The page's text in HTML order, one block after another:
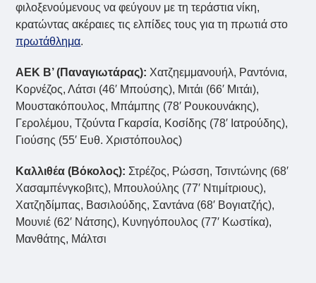
φιλοξενούμενους να φεύγουν με τη τεράστια νίκη,
κρατώντας ακέραιες τις ελπίδες τους για τη πρωτιά στο
πρωτάθλημα.
ΑΕΚ Β’ (Παναγιωτάρας): Χατζηεμμανουήλ, Ραντόνια,
Κορνέζος, Λάτσι (46′ Μπούσης), Μιτάι (66′ Μιτάι),
Μουστακόπουλος, Μπάμπης (78′ Ρουκουνάκης),
Γερολέμου, Τζούντα Γκαρσία, Κοσίδης (78′ Ιατρούδης),
Γιούσης (55′ Ευθ. Χριστόπουλος)
Καλλιθέα (Βόκολος): Στρέζος, Ρώσση, Τσιντώνης (68′
Χασαμπένγκοβιτς), Μπουλούλης (77′ Ντιμίτριους),
Χατζηδίμπας, Βασιλούδης, Σαντάνα (68′ Βογιατζής),
Μουνιέ (62′ Νάτσης), Κυνηγόπουλος (77′ Κωστίκα),
Μανθάτης, Μάλτσι